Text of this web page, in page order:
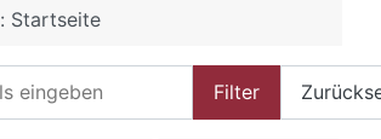
Startseite
Filter